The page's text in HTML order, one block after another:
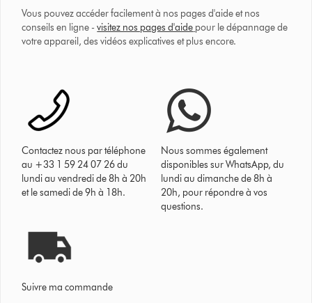
Vous pouvez accéder facilement à nos pages d'aide et nos
conseils en ligne -visitez nos pages d'aide pour le dépannage de
votre appareil, des vidéos explicatives et plus encore.
Contactez nous par téléphone
au +33 1 59 24 07 26 du
lundi au vendredi de 8h à 20h
et le samedi de 9h à 18h.
Nous sommes également
disponibles sur WhatsApp, du
lundi au dimanche de 8h à
20h, pour répondre à vos
questions.
Suivre ma commande